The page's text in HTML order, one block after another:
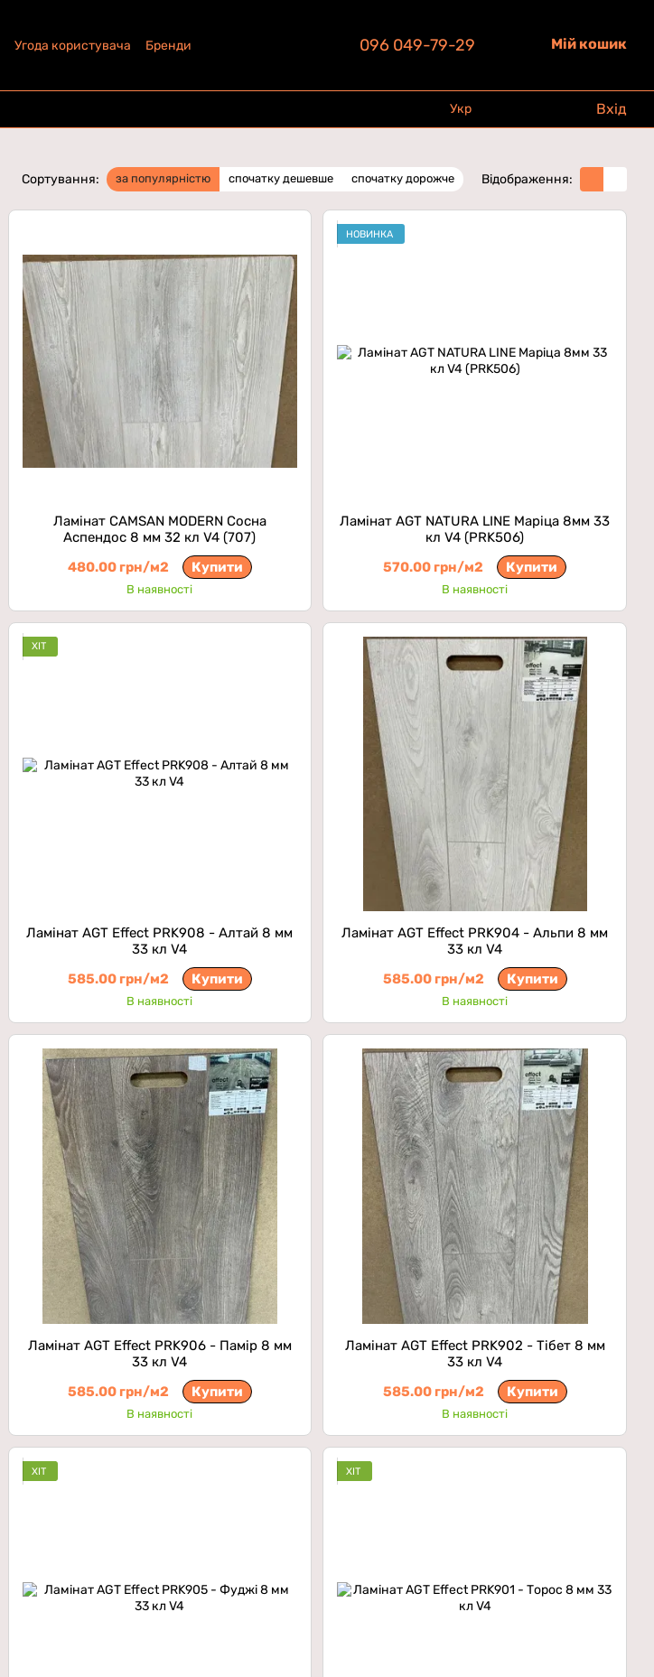
Угода користувача Бренди 096 049-79-29 Мій кошик
Укр Вхід
Сортування: за популярністю спочатку дешевше спочатку дорожче Відображення:
Ламінат CAMSAN MODERN Сосна
Аспендос 8 мм 32 кл V4 (707)
480.00 грн/м2
Купити
В наявності
НОВИНКА
Ламінат AGT NATURA LINE Маріца 8мм 33
кл V4 (PRK506)
570.00 грн/м2
Купити
В наявності
ХІТ
Ламінат AGT Effect PRK908 - Алтай 8 мм
33 кл V4
585.00 грн/м2
Купити
В наявності
Ламінат AGT Effect PRK904 - Альпи 8 мм
33 кл V4
585.00 грн/м2
Купити
В наявності
Ламінат AGT Effect PRK906 - Памір 8 мм
33 кл V4
585.00 грн/м2
Купити
В наявності
Ламінат AGT Effect PRK902 - Тібет 8 мм
33 кл V4
585.00 грн/м2
Купити
В наявності
ХІТ ХІТ